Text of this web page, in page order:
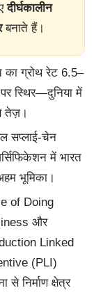
दीर्घकालीन
बनाते हैं।
का ग्रोथ रेट 6.5–
स्थिर—दुनिया में
तेज़।
सप्लाई-चेन
में भारत
भूमिका।
of Doing
और
Linked
(PLI)
से निर्माण क्षेत्र